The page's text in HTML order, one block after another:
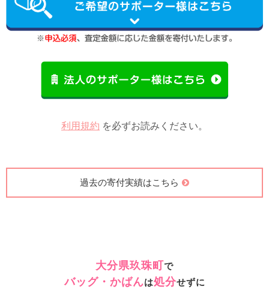
利用規約 を必ずお読みください。
過去の寄付実績はこちら
大分県玖珠町 で
バッグ・かばんは処分せずに